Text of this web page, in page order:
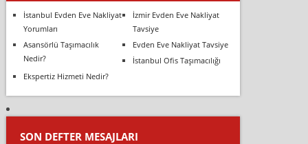
İstanbul Evden Eve Nakliyat
Yorumları
İzmir Evden Eve Nakliyat
Tavsiye
Asansörlü Taşımacılık
Nedir?
Evden Eve Nakliyat Tavsiye
İstanbul Ofis Taşımacılığı
Ekspertiz Hizmeti Nedir?
SON DEFTER MESAJLARI